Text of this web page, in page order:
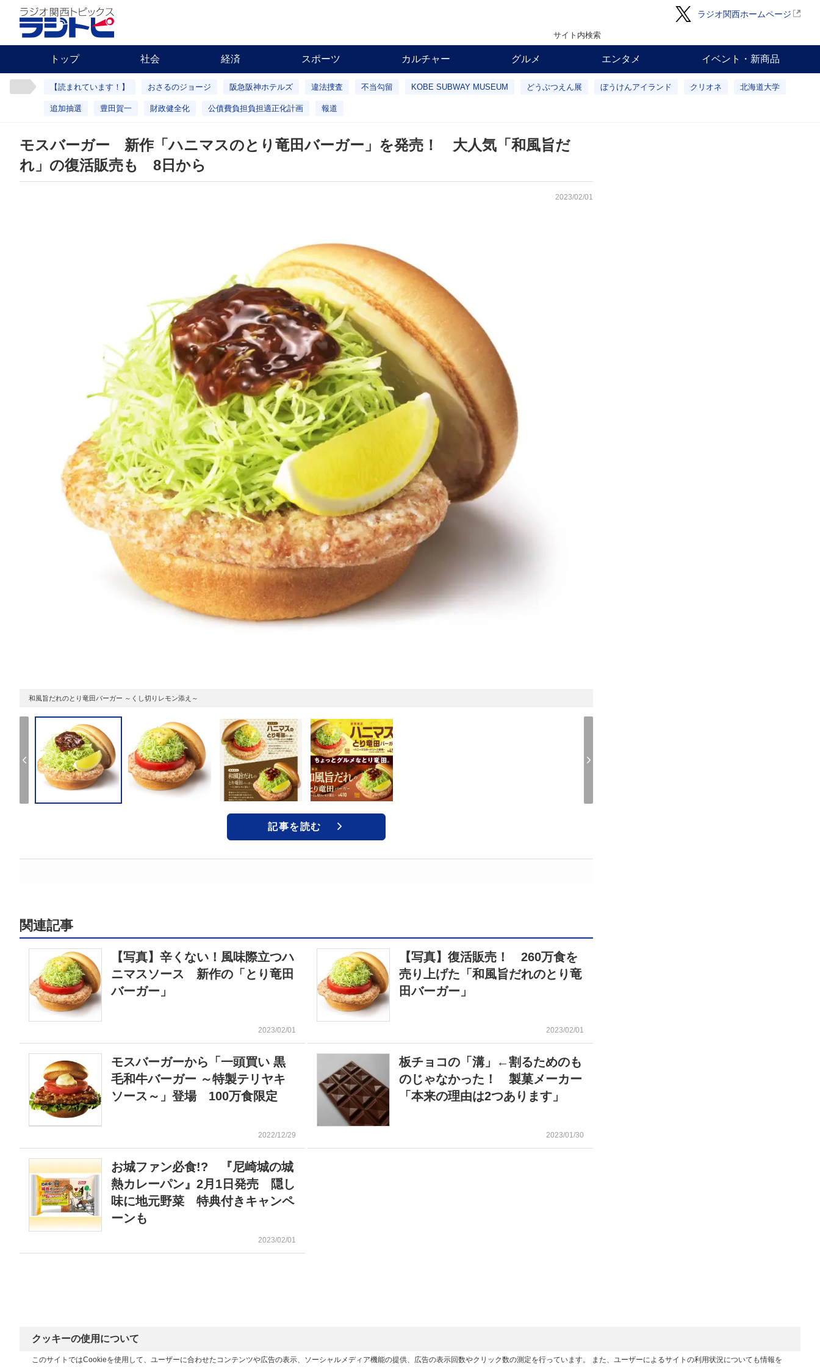
ラジオ関西ホームページ
サイト内検索
トップ 社会 経済 スポーツ カルチャー グルメ エンタメ イベント・新商品
【読まれています！】 おさるのジョージ 阪急阪神ホテルズ 違法捜査 不当勾留 KOBE SUBWAY MUSEUM どうぶつえん展 ぼうけんアイランド クリオネ 北海道大学
追加抽選 豊田賀一 財政健全化 公債費負担負担適正化計画 報道
モスバーガー 新作「ハニマスのとり竜田バーガー」を発売！ 大人気「和風旨だ
れ」の復活販売も 8日から
2023/02/01
和風旨だれのとり竜田バーガー ～くし切りレモン添え～
記事を読む
関連記事
【写真】辛くない！風味際立つハ
ニマスソース 新作の「とり竜田
バーガー」
2023/02/01
【写真】復活販売！ 260万食を
売り上げた「和風旨だれのとり竜
田バーガー」
2023/02/01
モスバーガーから「一頭買い 黒
毛和牛バーガー ～特製テリヤキ
ソース～」登場 100万食限定
2022/12/29
板チョコの「溝」←割るためのも
のじゃなかった！ 製菓メーカー
「本来の理由は2つあります」
2023/01/30
お城ファン必食!? 『尼崎城の城
熱カレーパン』2月1日発売 隠し
味に地元野菜 特典付きキャンペ
ーンも
2023/02/01
クッキーの使用について
このサイトではCookieを使用して、ユーザーに合わせたコンテンツや広告の表示、ソーシャルメディア機能の提供、広告の表示回数やクリック数の測定を行っています。 また、ユーザーによるサイトの利用状況についても情報を